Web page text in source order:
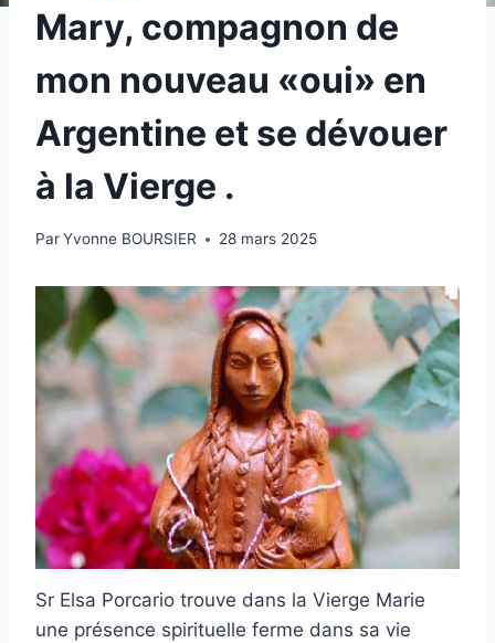
Mary, compagnon de
mon nouveau «oui» en
Argentine et se dévouer
à la Vierge .
ParYvonne BOURSIER 28 mars 2025
Sr Elsa Porcario trouve dans la Vierge Marie
une présence spirituelle ferme dans sa vie